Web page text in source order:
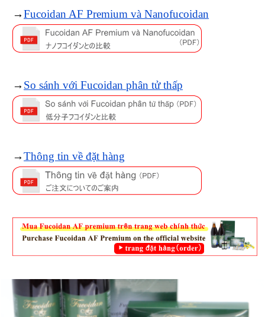
→Fucoidan AF Premium và Nanofucoidan
→ So sánh với Fucoidan phân tử thấp
→Thông tin về đặt hàng